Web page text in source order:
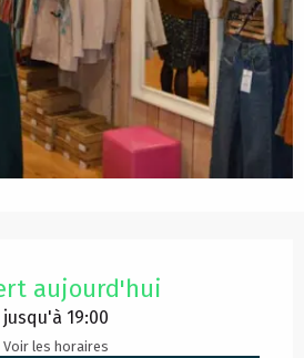
aujourd'hui
jusqu'à 19:00
Voir les horaires